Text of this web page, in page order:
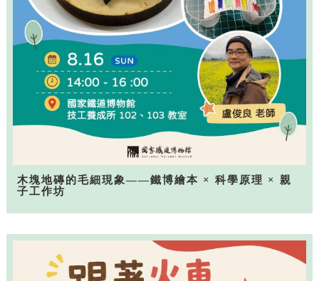
木塊地磚的毛細現象——鐵博繪本 × 科學原理 × 親
子工作坊